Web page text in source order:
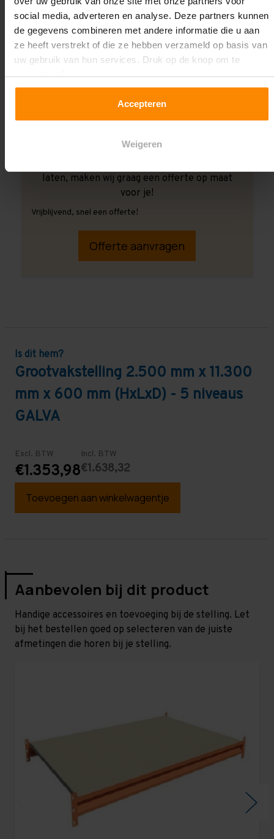
social media, adverteren en analyse. Deze partners kunnen
de gegevens combineren met andere informatie die u aan
ze heeft verstrekt of die ze hebben verzameld op basis van
uw gebruik van hun services. Druk op de knop om te
accepteren!
Accepteren
Weigeren
laten, maken wij graag een offerte op maat
voor je!
Vrijblijvend, snel een offerte!
Offerte aanvragen
Is dit hem?
Grootvakstelling 2.500 mm x 11.300
mm x 600 mm (HxLxD) - 5 niveaus
GALVA
Excl. BTW
€1.353,98
Incl. BTW
€1.638,32
Toevoegen aan winkelwagentje
Aanbevolen bij dit product
Handige accessoires en toevoeging bij de stelling. Let
bij het bestellen goed op selecteren van de juiste
afmetingen die horen bij je stelling.